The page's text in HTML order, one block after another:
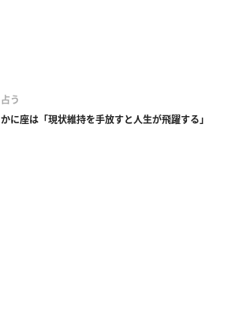
占う
かに座は「現状維持を手放すと人生が飛躍する」